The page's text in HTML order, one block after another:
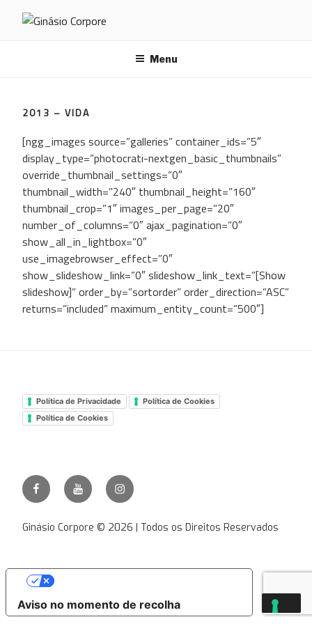
Menu
2013 – VIDA
[ngg_images source=”galleries” container_ids=”5″
display_type=”photocrati-nextgen_basic_thumbnails”
override_thumbnail_settings=”0″
thumbnail_width=”240″ thumbnail_height=”160″
thumbnail_crop=”1″ images_per_page=”20″
number_of_columns=”0″ ajax_pagination=”0″
show_all_in_lightbox=”0″
use_imagebrowser_effect=”0″
show_slideshow_link=”0″ slideshow_link_text=”[Show
slideshow]” order_by=”sortorder” order_direction=”ASC”
returns=”included” maximum_entity_count=”500″]
Política de Privacidade
Política de Cookies
Política de Cookies
Facebook
Ginásio
Youtube Instagram
Ginásio Corpore © 2026 | Todos os Direitos Reservados
Aviso no momento de recolha
As suas escolhas de privacidade